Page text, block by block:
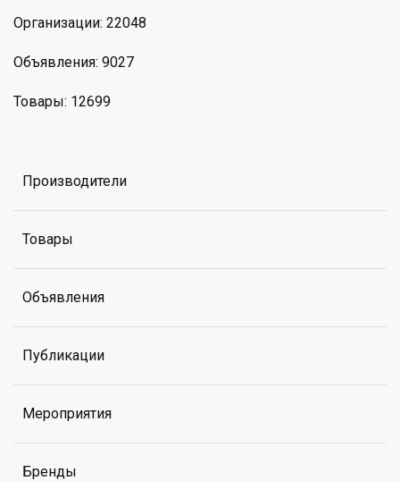
Организации: 22048
Объявления: 9027
Товары: 12699
Производители
Товары
Объявления
Публикации
Мероприятия
Бренды